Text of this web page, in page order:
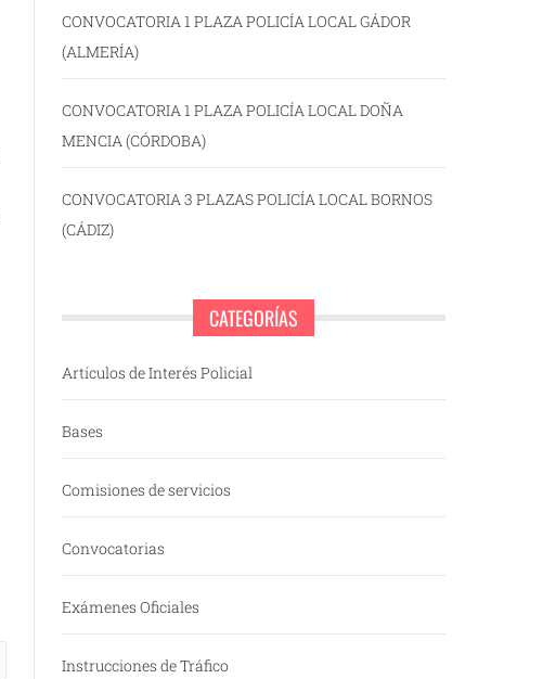
CONVOCATORIA 1 PLAZA POLICÍA LOCAL GÁDOR
(ALMERÍA)
CONVOCATORIA 1 PLAZA POLICÍA LOCAL DOÑA
MENCIA (CÓRDOBA)
CONVOCATORIA 3 PLAZAS POLICÍA LOCAL BORNOS
(CÁDIZ)
CATEGORÍAS
Artículos de Interés Policial
Bases
Comisiones de servicios
Convocatorias
Exámenes Oficiales
Instrucciones de Tráfico